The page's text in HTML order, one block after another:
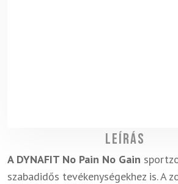
Leírás
A DYNAFIT No Pain No Gain
szabadidős tevékenységekhez is.